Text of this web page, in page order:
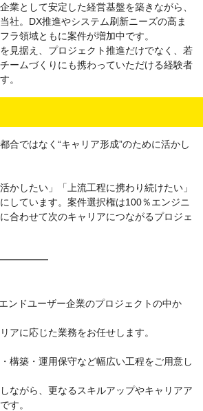
業として安定した経営基盤を築きながら、
社。DX推進やシステム刷新ニーズの高ま
ラ領域ともに案件が増加中です。
見据え、プロジェクト推進だけでなく、若
ームづくりにも携わっていただける経験者
。
合ではなく“キャリア形成”のために活かし
かしたい」「上流工程に携わり続けたい」
ています。案件選択権は100％エンジニ
合わせて次のキャリアにつながるプロジェ
ンドユーザー企業のプロジェクトの中か
アに応じた業務をお任せします。
構築・運用保守など幅広い工程をご用意し
ながら、更なるスキルアップやキャリアア
す。